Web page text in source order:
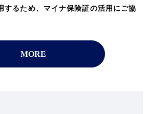
するため、マイナ保険証の活用にご協
MORE